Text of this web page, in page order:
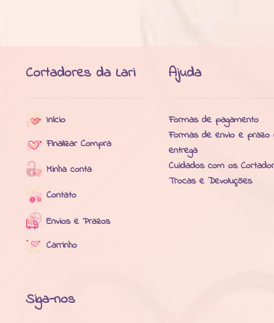
Cortadores da Lari
Início
Finalizar Compra
Minha conta
Contato
Envios e Prazos
Carrinho
Siga-nos
Ajuda
Formas de pagamento
Formas de envio e prazo
entrega
Cuidados com os
Trocas e Devoluções